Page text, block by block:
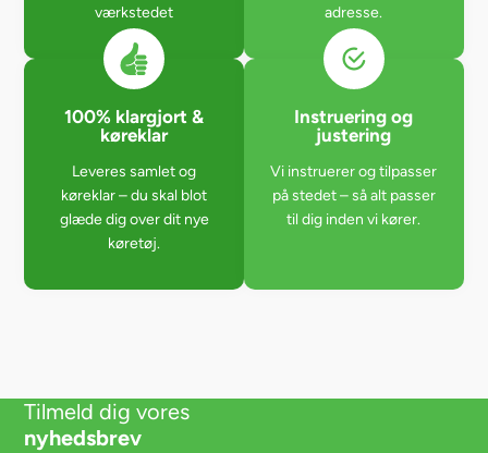
værkstedet
adresse.
100% klargjort &
køreklar
Leveres samlet og
køreklar – du skal blot
glæde dig over dit nye
køretøj.
Instruering og
justering
Vi instruerer og tilpasser
på stedet – så alt passer
til dig inden vi kører.
Tilmeld dig vores
nyhedsbrev